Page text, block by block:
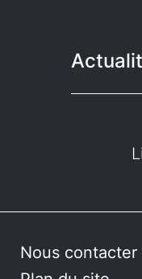
Nous contacter